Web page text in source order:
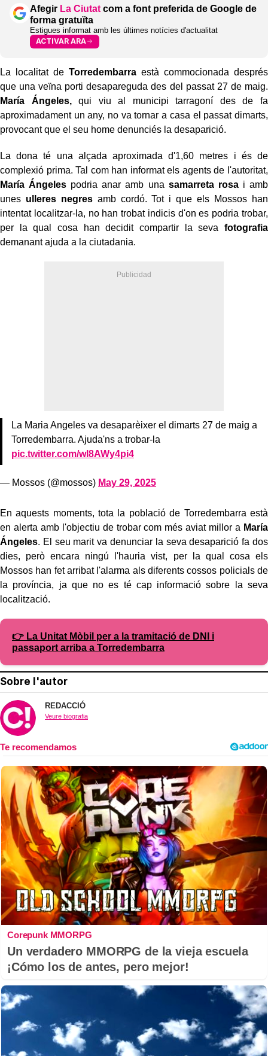
Afegir La Ciutat com a font preferida de Google de
forma gratuïta
Estigues informat amb les últimes notícies d'actualitat
ACTIVAR ARA
La localitat de Torredembarraestà commocionada després
que una veïna porti desapareguda des del passat 27 de maig.
María Ángeles,qui viu al municipi tarragoní des de fa
aproximadament un any, no va tornar a casa el passat dimarts,
provocant que el seu home denunciés la desaparició.
La dona té una alçada aproximada d'1,60 metres i és de
complexió prima. Tal com han informat els agents de l'autoritat,
María Ángeles podria anar amb una samarreta rosai amb
unes ulleres negresamb cordó. Tot i que els Mossos han
intentat localitzar-la, no han trobat indicis d'on es podria trobar,
per la qual cosa han decidit compartir la seva fotografia
demanant ajuda a la ciutadania.
La Maria Angeles va desaparèixer el dimarts 27 de maig a
Torredembarra. Ajuda'ns a trobar-la
pic.twitter.com/wl8AWy4pi4
— Mossos (@mossos) May 29, 2025
En aquests moments, tota la població de Torredembarra està
en alerta amb l'objectiu de trobar com més aviat millor a María
Ángeles. El seu marit va denunciar la seva desaparició fa dos
dies, però encara ningú l'hauria vist, per la qual cosa els
Mossos han fet arribat l'alarma als diferents cossos policials de
la província, ja que no es té cap informació sobre la seva
localització.
👉 La Unitat Mòbil per a la tramitació de DNI i
passaport arriba a Torredembarra
Sobre l'autor
REDACCIÓ
Veure biografia
Corepunk MMORPG
Un verdadero MMORPG de la vieja escuela
¡Cómo los de antes, pero mejor!